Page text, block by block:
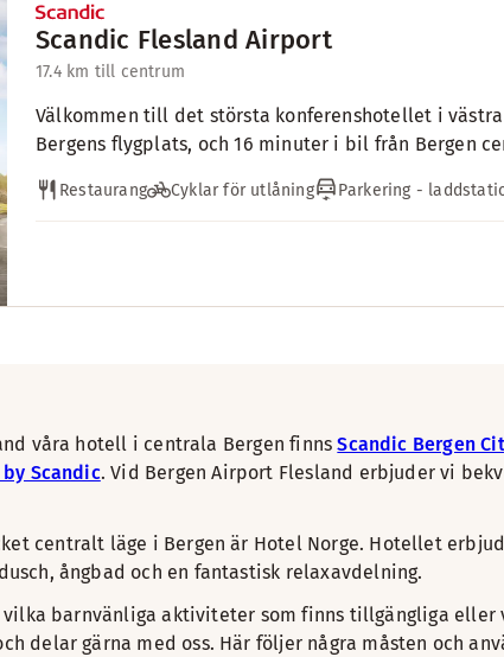
Scandic Flesland Airport
17.4 km till centrum
Välkommen till det största konferenshotellet i
Bergens flygplats, och 16 minuter i bil från Bergen
Restaurang Cyklar för utlåning Parkering -
våra hotell i centrala Bergen finnsScandic Bergen
Scandic. Vid Bergen Airport Flesland erbjuder vi
centralt läge i Bergen är Hotel Norge. Hotellet
ångbad och en fantastisk relaxavdelning.
barnvänliga aktiviteter som finns tillgängliga eller
delar gärna med oss. Här följer några måsten och